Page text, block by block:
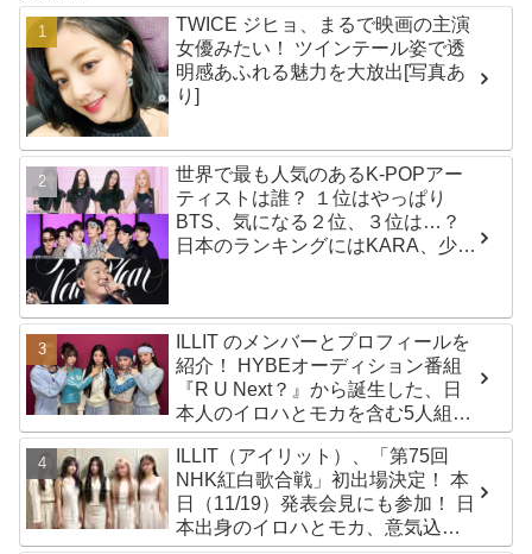
TWICE ジヒョ、まるで映画の主演
女優みたい！ ツインテール姿で透
明感あふれる魅力を大放出[写真あ
り]
世界で最も人気のあるK-POPアー
ティストは誰？ １位はやっぱり
BTS、気になる２位、３位は…？
日本のランキングにはKARA、少女
ILLIT のメンバーとプロフィールを
紹介！ HYBEオーディション番組
『R U Next？』から誕生した、日
本人のイロハとモカを含む5人組ガ
ールズグループ！ デビュー曲
「Magnetic」がいきなりの大ヒッ
ト
ILLIT（アイリット）、「第75回
NHK紅白歌合戦」初出場決定！ 本
日（11/19）発表会見にも参加！ 日
本出身のイロハとモカ、意気込み